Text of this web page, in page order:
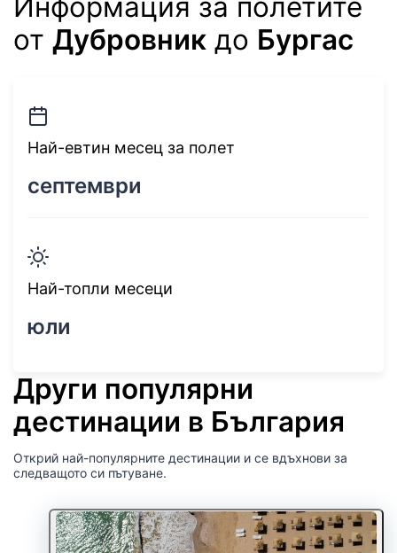
от Дубровник до Бургас
Най-евтин месец за полет
септември
Най-топли месеци
юли
Други популярни
дестинации в България
Открий най-популярните дестинации и се вдъхнови за
следващото си пътуване.